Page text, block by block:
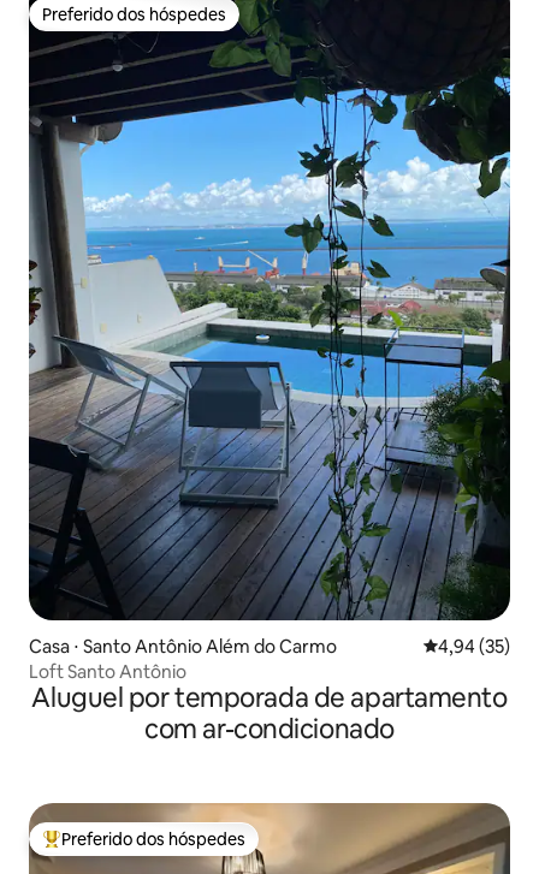
Preferido dos hóspedes
Preferido dos hóspedes
Casa ⋅ Santo Antônio Além do Carmo 4,94 de uma
4,94 (35)
Loft Santo Antônio
Aluguel por temporada de apartamento
com ar-condicionado
Entre os melhores preferidos dos hóspedes
Preferido dos hóspedes